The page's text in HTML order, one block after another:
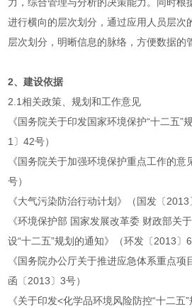
进行横向的层次划分，通过应用人员层次
层次划分，明晰信息的脉络，方便数据的管理
2、建设依据
2.1相关政策、规划和工作意见
《国务院关于印发国家环境保护“十二五”
1〕42号）
《国务院关于加强环境保护重点工作的
号）
《大气污染防治行动计划》（国发〔2013
《环境保护部 国家发展改革委 财政部关
设“十二五”规划的通知》（环发〔2013〕
《国务院办公厅关于推进应急体系重点
函〔2013〕3号）
《关于印发<化学品环境风险防控“十二